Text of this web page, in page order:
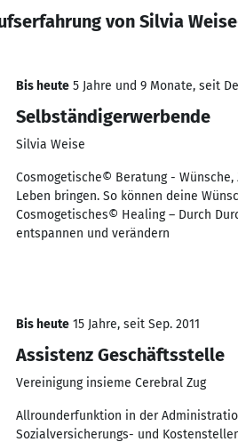
von Silvia
Bis heute 5 Jahre und 9 Monate, seit
Selbständigerwerbende
Silvia Weise
Cosmogetische© Beratung -
Leben bringen. So können deine
Cosmogetisches© Healing – Durch
entspannen und verändern
Bis heute 15 Jahre, seit Sep. 2011
Assistenz Geschäftsstelle
Vereinigung insieme Cerebral Zug
Allrounderfunktion in der
Sozialversicherungs- und